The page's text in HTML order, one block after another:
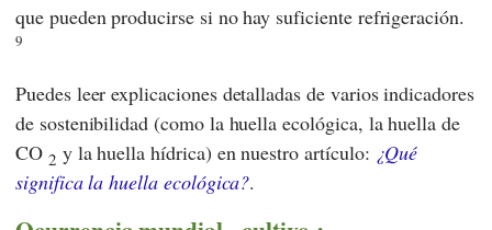
que pueden producirse si no hay suficiente refrigeración.
9
Puedes leer explicaciones detalladas de varios indicadores
de sostenibilidad (como la huella ecológica, la huella de
CO 2 y la huella hídrica) en nuestro artículo: ¿Qué
significa la huella ecológica?.